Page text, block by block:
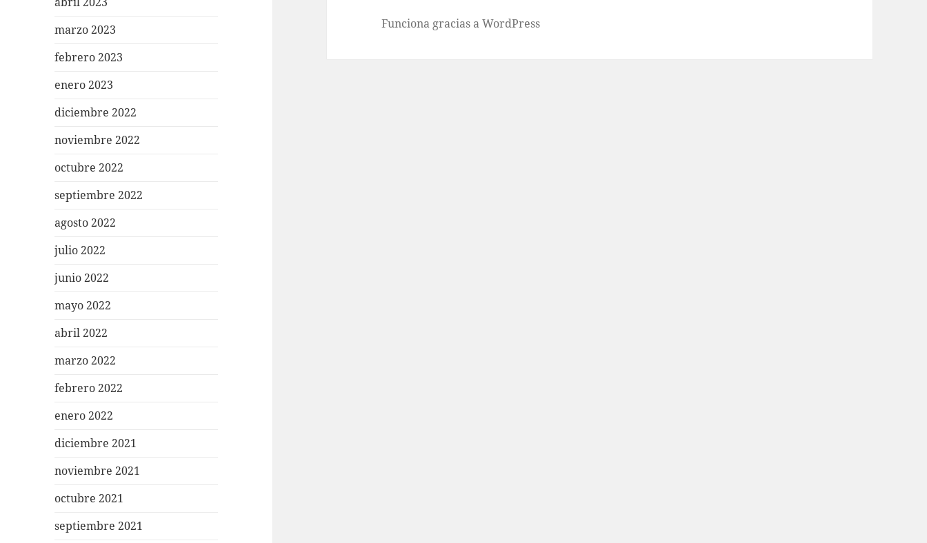
marzo 2023
febrero 2023
enero 2023
diciembre 2022
noviembre 2022
octubre 2022
septiembre 2022
agosto 2022
julio 2022
junio 2022
mayo 2022
abril 2022
marzo 2022
febrero 2022
enero 2022
diciembre 2021
noviembre 2021
octubre 2021
septiembre 2021
Funciona gracias a WordPress